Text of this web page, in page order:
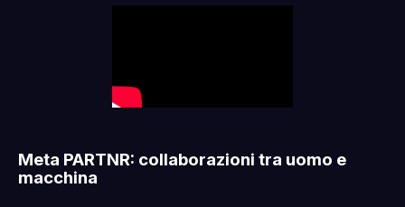
Meta PARTNR: collaborazioni tra uomo e
macchina